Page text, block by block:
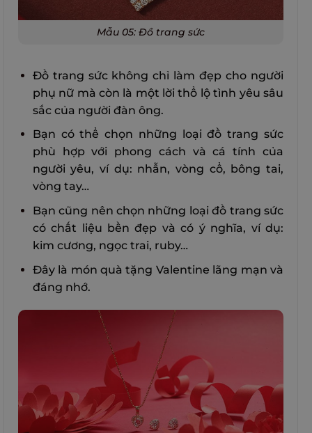
Mẫu 05: Đồ trang sức
Đồ trang sức không chỉ làm đẹp cho người
phụ nữ mà còn là một lời thổ lộ tình yêu sâu
sắc của người đàn ông.
Bạn có thể chọn những loại đồ trang sức
phù hợp với phong cách và cá tính của
người yêu, ví dụ: nhẫn, vòng cổ, bông tai,
vòng tay…
Bạn cũng nên chọn những loại đồ trang sức
có chất liệu bền đẹp và có ý nghĩa, ví dụ:
kim cương, ngọc trai, ruby…
Đây là món quà tặng Valentine lãng mạn và
đáng nhớ.